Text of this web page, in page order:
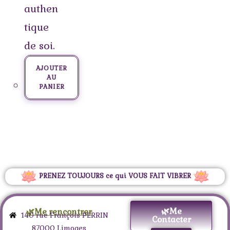
authen
tique
de soi.
AJOUTER
AU
PANIER
PRENEZ TOUJOURS ce qui VOUS FAIT VIBRER
🌿Me rencontrer
140 rue François PERRIN
87000 Limoges
🌿Me
Contacter